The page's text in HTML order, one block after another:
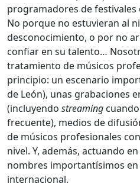
programadores de
No porque no estuvieran al
desconocimiento, o por no
confiar en su talento…
tratamiento de músicos
principio: un escenario
de León), unas grabaciones
(incluyendo streaming
frecuente), medios de
de músicos profesionales
nivel. Y, además, actuando
nombres importantísimos en
internacional.